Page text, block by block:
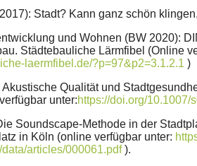
Stadt? Kann ganz schön
und Wohnen (BW 2020):
Städtebauliche Lärmfibel (Online
laermfibel.de/?p=97&p2=3.1.2.1 )
Akustische Qualität und
unter:https://doi.org/10.1007/
Soundscape-Methode in der
in Köln (online verfügbar unter:
articles/000061.pdf).